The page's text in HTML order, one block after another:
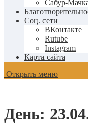
Сабур-
Соц. сети
ВКонтакте
Rutube
Instagram
Карта сайта
Открыть меню
День: